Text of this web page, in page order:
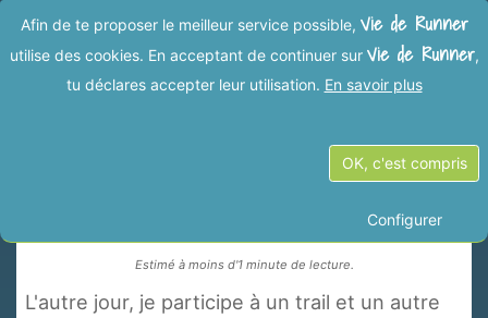
Suivant
Hypo ? ... ou pas !
Estimé à moins d'1 minute de lecture.
L'autre jour, je participe à un trail et un autre
Afin de te proposer le meilleur service possible, Vie de Runner
utilise des cookies. En acceptant de continuer sur Vie de Runner,
tu déclares accepter leur utilisation. En savoir plus
OK, c'est compris
Configurer